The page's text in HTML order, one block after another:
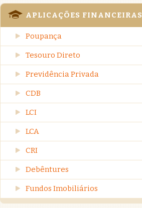
APLICAÇÕES FINANCEIRAS
Poupança
Tesouro Direto
Previdência Privada
CDB
LCI
LCA
CRI
Debêntures
Fundos Imobiliários